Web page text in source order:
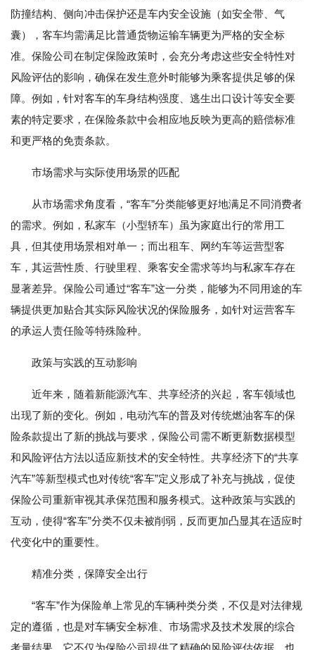
防撞结构、侧向冲击保护还是车内安全设施（如安全带、气
囊），客车均需满足比普通货物运输车辆更为严格的安全标
准。保险公司在制定保险政策时，会充分考虑这些安全特性对
风险评估的影响，确保在发生意外时能够为乘客提供足够的保
障。例如，针对客车的车身结构强度、逃生出口设计等安全要
素的特定要求，在保险条款中会相应地反映为更高的赔偿标准
和更严格的免责条款。
市场需求与实际使用场景的匹配
从市场需求角度看，“客车”分类能够更好地满足不同消费者
的需求。例如，私家车（小型轿车）虽为家庭出行的常用工
具，但其使用场景相对单一；而出租车、网约车等运营型客
车，其运营性质、行驶里程、乘客安全需求等均与私家车存在
显著差异。保险公司通过“客车”这一分类，能够为不同用途的车
辆提供更加贴合其实际风险状况的保险服务，如针对运营客车
的承运人责任险等特殊险种。
政策与实践的互动影响
近年来，随着新能源汽车、共享经济的兴起，客车领域也
出现了新的变化。例如，电动汽车的普及对传统燃油客车的保
险条款提出了新的挑战与要求，保险公司需不断更新数据模型
和风险评估方法以适应新技术的安全特性。共享经济下的“共享
汽车”等新型模式也对传统“客车”定义形成了补充与挑战，促使
保险公司重新审视其承保范围和服务模式。这种政策与实践的
互动，使得“客车”分类不仅未被削弱，反而更加凸显其在适应时
代变化中的重要性。
精准分类，保障安全出行
“客车”作为保险单上常见的车辆种类分类，不仅是对法律规
定的遵循，也是对车辆安全标准、市场需求及技术发展的综合
考量结果。它不仅为保险公司提供了精确的风险评估依据，也